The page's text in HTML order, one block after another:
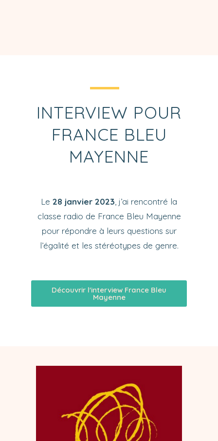
INTERVIEW POUR
FRANCE BLEU
MAYENNE
Le 28 janvier 2023 , j’ai rencontré la
classe radio de France Bleu Mayenne
pour répondre à leurs questions sur
l’égalité et les stéréotypes de genre.
Découvrir l'interview France Bleu
Mayenne